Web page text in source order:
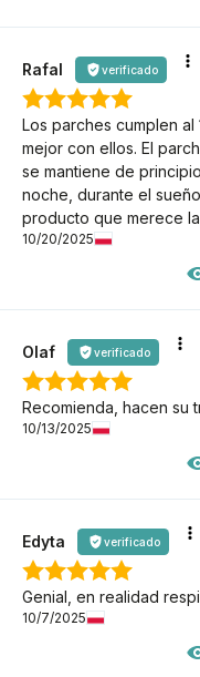
Rafal verificado
Los parches cumplen
mejor con ellos. El
se mantiene de
noche, durante el
producto que merece
10/20/2025
Olaf verificado
Recomienda, hacen su
10/13/2025
Edyta verificado
Genial, en realidad
10/7/2025